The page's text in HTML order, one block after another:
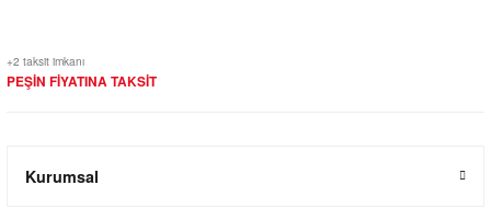
+2 taksit imkanı
PEŞİN FİYATINA TAKSİT
Kurumsal